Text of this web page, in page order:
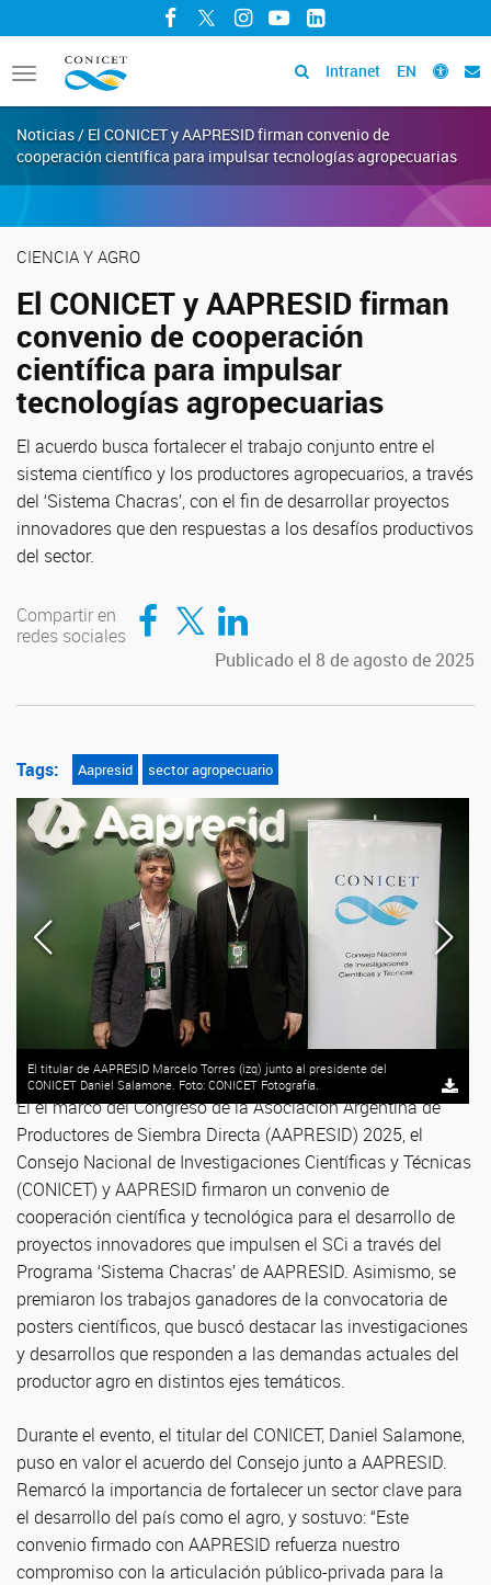
Facebook
TwitterInstagram
YouTubeLinkedIn
Toggle
navigation
Intranet EN
Noticias / El CONICET y AAPRESID firman convenio de
cooperación científica para impulsar tecnologías agropecuarias
CIENCIA Y AGRO
El CONICET y AAPRESID firman
convenio de cooperación
científica para impulsar
tecnologías agropecuarias
El acuerdo busca fortalecer el trabajo conjunto entre el
sistema científico y los productores agropecuarios, a través
del ‘Sistema Chacras’, con el fin de desarrollar proyectos
innovadores que den respuestas a los desafíos productivos
del sector.
Compartir en
redes sociales
Compartir en Facebook
Compartir en TwitterCompartir en LinkedIn
Publicado el 8 de agosto de 2025
Tags: Aapresid sector agropecuario
El titular de AAPRESID Marcelo Torres (izq) junto al presidente del
CONICET Daniel Salamone. Foto: CONICET Fotografía.
El el marco del Congreso de la Asociación Argentina de
Productores de Siembra Directa (AAPRESID) 2025, el
Consejo Nacional de Investigaciones Científicas y Técnicas
(CONICET) y AAPRESID firmaron un convenio de
cooperación científica y tecnológica para el desarrollo de
proyectos innovadores que impulsen el SCi a través del
Programa ‘Sistema Chacras’ de AAPRESID. Asimismo, se
premiaron los trabajos ganadores de la convocatoria de
posters científicos, que buscó destacar las investigaciones
y desarrollos que responden a las demandas actuales del
productor agro en distintos ejes temáticos.
Durante el evento, el titular del CONICET, Daniel Salamone,
puso en valor el acuerdo del Consejo junto a AAPRESID.
Remarcó la importancia de fortalecer un sector clave para
el desarrollo del país como el agro, y sostuvo: “Este
convenio firmado con AAPRESID refuerza nuestro
compromiso con la articulación público-privada para la